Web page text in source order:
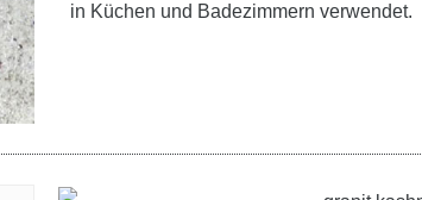
in Küchen und Badezimmern verwendet.